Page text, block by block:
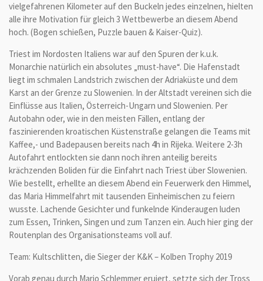
vielgefahrenen Kilometer auf den Buckeln jedes einzelnen, hielten
alle ihre Motivation für gleich 3 Wettbewerbe an diesem Abend
hoch. (Bogen schießen, Puzzle bauen & Kaiser-Quiz).
Triest im Nordosten Italiens war auf den Spuren der k.u.k.
Monarchie natürlich ein absolutes „must-have“. Die Hafenstadt
liegt im schmalen Landstrich zwischen der Adriaküste und dem
Karst an der Grenze zu Slowenien. In der Altstadt vereinen sich die
Einflüsse aus Italien, Österreich-Ungarn und Slowenien. Per
Autobahn oder, wie in den meisten Fällen, entlang der
faszinierenden kroatischen Küstenstraße gelangen die Teams mit
Kaffee,- und Badepausen bereits nach 4h in Rijeka. Weitere 2-3h
Autofahrt entlockten sie dann noch ihren anteilig bereits
krächzenden Boliden für die Einfahrt nach Triest über Slowenien.
Wie bestellt, erhellte an diesem Abend ein Feuerwerk den Himmel,
das Maria Himmelfahrt mit tausenden Einheimischen zu feiern
wusste. Lachende Gesichter und funkelnde Kinderaugen luden
zum Essen, Trinken, Singen und zum Tanzen ein. Auch hier ging der
Routenplan des Organisationsteams voll auf.
Team: Kultschlitten, die Sieger der K&K – Kolben Trophy 2019
Vorab genau durch Mario Schlemmer eruiert, setzte sich der Tross